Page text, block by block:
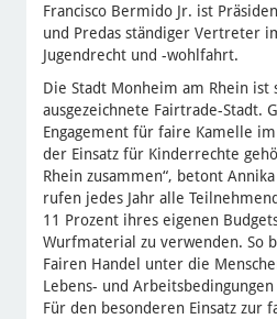
Francisco Bermido Jr. ist
und Predas ständiger Vertreter
Jugendrecht und -wohlfahrt.
Die Stadt Monheim am Rhein ist
ausgezeichnete Fairtrade-Stadt.
Engagement für faire Kamelle
der Einsatz für Kinderrechte
Rhein zusammen“, betont
rufen jedes Jahr alle
11 Prozent ihres eigenen
Wurfmaterial zu verwenden. So
Fairen Handel unter die
Lebens- und
Für den besonderen Einsatz zur